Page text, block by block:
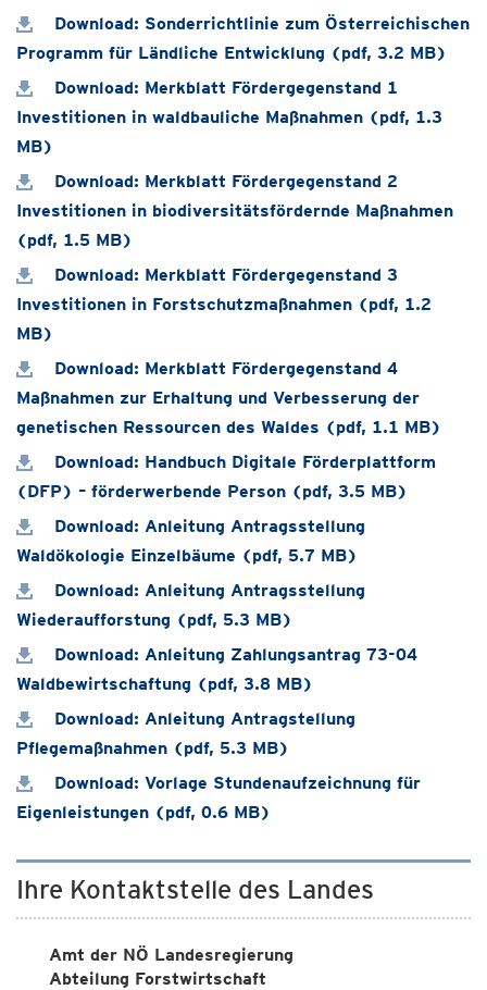
Download: Sonderrichtlinie zum Österreichischen
Programm für Ländliche Entwicklung (pdf, 3.2 MB)
Download: Merkblatt Fördergegenstand 1
Investitionen in waldbauliche Maßnahmen (pdf, 1.3
MB)
Download: Merkblatt Fördergegenstand 2
Investitionen in biodiversitätsfördernde Maßnahmen
(pdf, 1.5 MB)
Download: Merkblatt Fördergegenstand 3
Investitionen in Forstschutzmaßnahmen (pdf, 1.2
MB)
Download: Merkblatt Fördergegenstand 4
Maßnahmen zur Erhaltung und Verbesserung der
genetischen Ressourcen des Waldes (pdf, 1.1 MB)
Download: Handbuch Digitale Förderplattform
(DFP) – förderwerbende Person (pdf, 3.5 MB)
Download: Anleitung Antragsstellung
Waldökologie Einzelbäume (pdf, 5.7 MB)
Download: Anleitung Antragsstellung
Wiederaufforstung (pdf, 5.3 MB)
Download: Anleitung Zahlungsantrag 73-04
Waldbewirtschaftung (pdf, 3.8 MB)
Download: Anleitung Antragstellung
Pflegemaßnahmen (pdf, 5.3 MB)
Download: Vorlage Stundenaufzeichnung für
Eigenleistungen (pdf, 0.6 MB)
Ihre Kontaktstelle des Landes
Amt der NÖ Landesregierung
Abteilung Forstwirtschaft